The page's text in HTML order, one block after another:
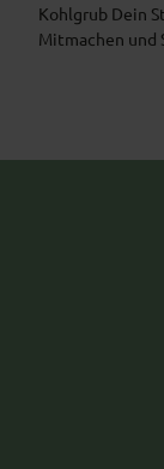
Kohlgrub Dein
Mitmachen und